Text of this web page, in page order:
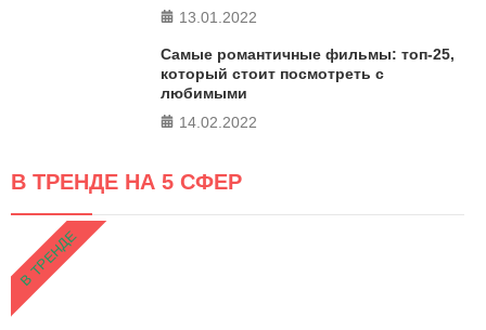
13.01.2022
Самые романтичные фильмы: топ-25,
который стоит посмотреть с
любимыми
14.02.2022
В ТРЕНДЕ НА 5 СФЕР
В ТРЕНДЕ